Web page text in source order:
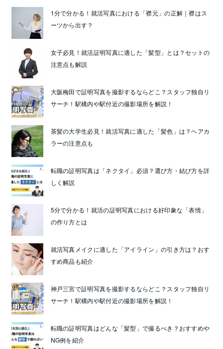
1分で分かる！就活写真における「襟元」の正解｜襟はス
ーツから出す？
女子必見！就活証明写真に適した「髪型」とは？セットの
注意点も解説
大阪梅田で証明写真を撮影するならどこ？スタッフ独自リ
サーチ！駅構内や駅付近の撮影場所を解説！
茶髪の大学生必見！就活写真に適した「髪色」は？ヘアカ
ラーの注意点も
転職の証明写真は「ネクタイ」必須？選び方・結び方を詳
しく解説
5分で分かる！就活の証明写真における好印象な「表情」
の作り方とは
就活写真メイクに適した「アイライン」の引き方は？おす
すめ商品も紹介
神戸三宮で証明写真を撮影するならどこ？スタッフ独自リ
サーチ！駅構内や駅付近の撮影場所を解説！
転職の証明写真はどんな「髪型」で撮るべき？おすすめや
NG例を紹介